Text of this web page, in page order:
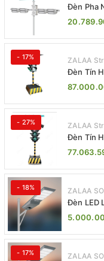
Đèn Pha
Jsc
- 17% ZALAA
Đèn Tín
Trời
- 27% ZALAA
Đèn Tín
Trời
- 18% ZALAA
Đèn LED
TG 20W
- 17% ZALAA